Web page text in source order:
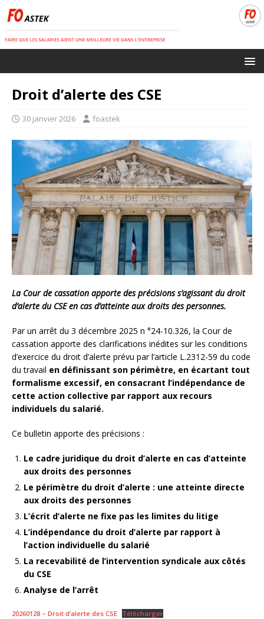
Droit d’alerte des CSE
30 janvier 2026 foastek
La Cour de cassation apporte des précisions s’agissant du droit
d’alerte du CSE en cas d’atteinte aux droits des personnes.
Par un arrêt du 3 décembre 2025 n °24-10.326, la Cour de
cassation apporte des clarifications inédites sur les conditions
d’exercice du droit d’alerte prévu par l’article L.2312-59 du code
du travail en définissant son périmètre, en écartant tout
formalisme excessif, en consacrant l’indépendance de
cette action collective par rapport aux recours
individuels du salarié.
Ce bulletin apporte des précisions :
Le cadre juridique du droit d’alerte en cas d’atteinte
aux droits des personnes
Le périmètre du droit d’alerte : une atteinte directe
aux droits des personnes
L’écrit d’alerte ne fixe pas les limites du litige
L’indépendance du droit d’alerte par rapport à
l’action individuelle du salarié
La recevabilité de l’intervention syndicale aux côtés
du CSE
Analyse de l’arrêt
20260128 – Droit d’alerte des CSE Télécharger